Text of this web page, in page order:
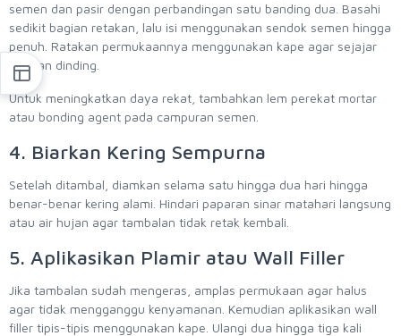
semen dan pasir dengan perbandingan satu banding dua. Basahi
sedikit bagian retakan, lalu isi menggunakan sendok semen hingga
penuh. Ratakan permukaannya menggunakan kape agar sejajar
dengan dinding.
Untuk meningkatkan daya rekat, tambahkan lem perekat mortar
atau bonding agent pada campuran semen.
4. Biarkan Kering Sempurna
Setelah ditambal, diamkan selama satu hingga dua hari hingga
benar-benar kering alami. Hindari paparan sinar matahari langsung
atau air hujan agar tambalan tidak retak kembali.
5. Aplikasikan Plamir atau Wall Filler
Jika tambalan sudah mengeras, amplas permukaan agar halus
agar tidak mengganggu kenyamanan. Kemudian aplikasikan wall
filler tipis-tipis menggunakan kape. Ulangi dua hingga tiga kali